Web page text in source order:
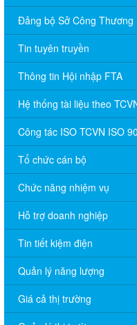
Đảng bộ Sở Công Thương
Tin tuyên truyền
Thông tin Hội nhập FTA
Hệ thống tài liệu theo
Công tác ISO TCVN ISO
Tổ chức cán bộ
Chức năng nhiệm vụ
Hỗ trợ doanh nghiệp
Tin tiết kiệm điện
Quản lý năng lượng
Giá cả thị trường